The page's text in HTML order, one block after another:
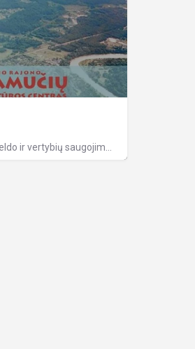
Veiklos sritys: •Kultūros paveldo ir vertybių saugojimas; •Kultūrinių paslaugų organizavimas; •Mėgėjų…